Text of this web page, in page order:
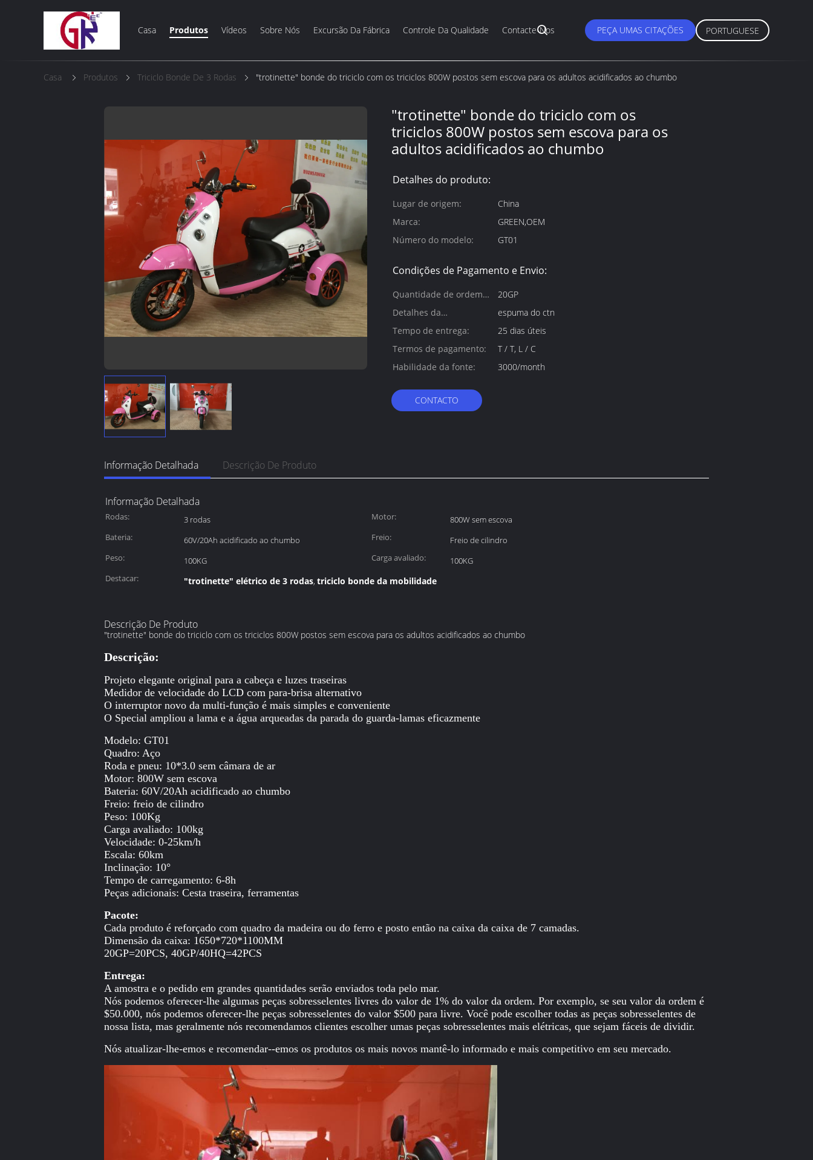
Casa Produtos Vídeos Sobre Nós Excursão Da Fábrica Controle Da Qualidade Contacte-Nos PEÇA UMAS CITAÇÕES PORTUGUESE
Casa Produtos Triciclo Bonde De 3 Rodas "trotinette" bonde do triciclo com os triciclos 800W postos sem escova para os adultos acidificados ao chumbo
"trotinette" bonde do triciclo com os
triciclos 800W postos sem escova para os
adultos acidificados ao chumbo
Detalhes do produto:
Lugar de origem:
China
Marca:
GREEN,OEM
Número do modelo:
GT01
Condições de Pagamento e Envio:
Quantidade de ordem
mínima:
20GP
Detalhes da
embalagem:
espuma do ctn
Tempo de entrega:
25 dias úteis
Termos de pagamento:
T / T, L / C
Habilidade da fonte:
3000/month
CONTACTO
Informação Detalhada Descrição De Produto
Informação Detalhada
Rodas: 3 rodas Motor:
800W sem escova
Bateria:
60V/20Ah acidificado ao chumbo Freio:
Freio de cilindro
Peso:
100KG Carga avaliado:
100KG
Destacar:
"trotinette" elétrico de 3 rodas, triciclo bonde da mobilidade
Descrição De Produto
"trotinette" bonde do triciclo com os triciclos 800W postos sem escova para os adultos acidificados ao chumbo
Descrição:
Projeto elegante original para a cabeça e luzes traseiras
Medidor de velocidade do LCD com para-brisa alternativo
O interruptor novo da multi-função é mais simples e conveniente
O Special ampliou a lama e a água arqueadas da parada do guarda-lamas eficazmente
Modelo: GT01
Quadro: Aço
Roda e pneu: 10*3.0 sem câmara de ar
Motor: 800W sem escova
Bateria: 60V/20Ah acidificado ao chumbo
Freio: freio de cilindro
Peso: 100Kg
Carga avaliado: 100kg
Velocidade: 0-25km/h
Escala: 60km
Inclinação: 10°
Tempo de carregamento: 6-8h
Peças adicionais: Cesta traseira, ferramentas
Pacote:
Cada produto é reforçado com quadro da madeira ou do ferro e posto então na caixa da caixa de 7 camadas.
Dimensão da caixa: 1650*720*1100MM
20GP=20PCS, 40GP/40HQ=42PCS
Entrega:
A amostra e o pedido em grandes quantidades serão enviados toda pelo mar.
Nós podemos oferecer-lhe algumas peças sobresselentes livres do valor de 1% do valor da ordem. Por exemplo, se seu valor da ordem é
$50.000, nós podemos oferecer-lhe peças sobresselentes do valor $500 para livre. Você pode escolher todas as peças sobresselentes de
nossa lista, mas geralmente nós recomendamos clientes escolher umas peças sobresselentes mais elétricas, que sejam fáceis de dividir.
Nós atualizar-lhe-emos e recomendar--emos os produtos os mais novos mantê-lo informado e mais competitivo em seu mercado.